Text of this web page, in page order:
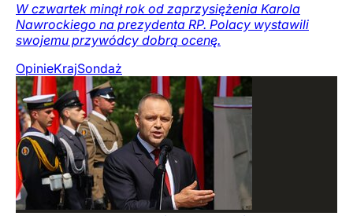
W czwartek minął rok od zaprzysiężenia Karola
Nawrockiego na prezydenta RP. Polacy wystawili
swojemu przywódcy dobrą ocenę.
OpinieKrajSondaż